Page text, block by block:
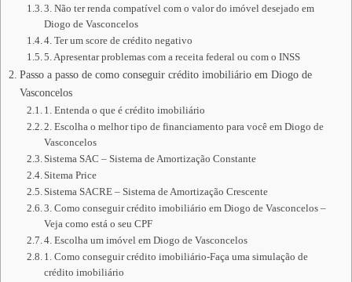
3. Não ter renda compatível com o valor do imóvel desejado em
Diogo de Vasconcelos
4. Ter um score de crédito negativo
5. Apresentar problemas com a receita federal ou com o INSS
Passo a passo de como conseguir crédito imobiliário em Diogo de
Vasconcelos
1. Entenda o que é crédito imobiliário
2. Escolha o melhor tipo de financiamento para você em Diogo de
Vasconcelos
Sistema SAC – Sistema de Amortização Constante
Sitema Price
Sistema SACRE – Sistema de Amortização Crescente
3. Como conseguir crédito imobiliário em Diogo de Vasconcelos –
Veja como está o seu CPF
4. Escolha um imóvel em Diogo de Vasconcelos
1. Como conseguir crédito imobiliário-Faça uma simulação de
crédito imobiliário